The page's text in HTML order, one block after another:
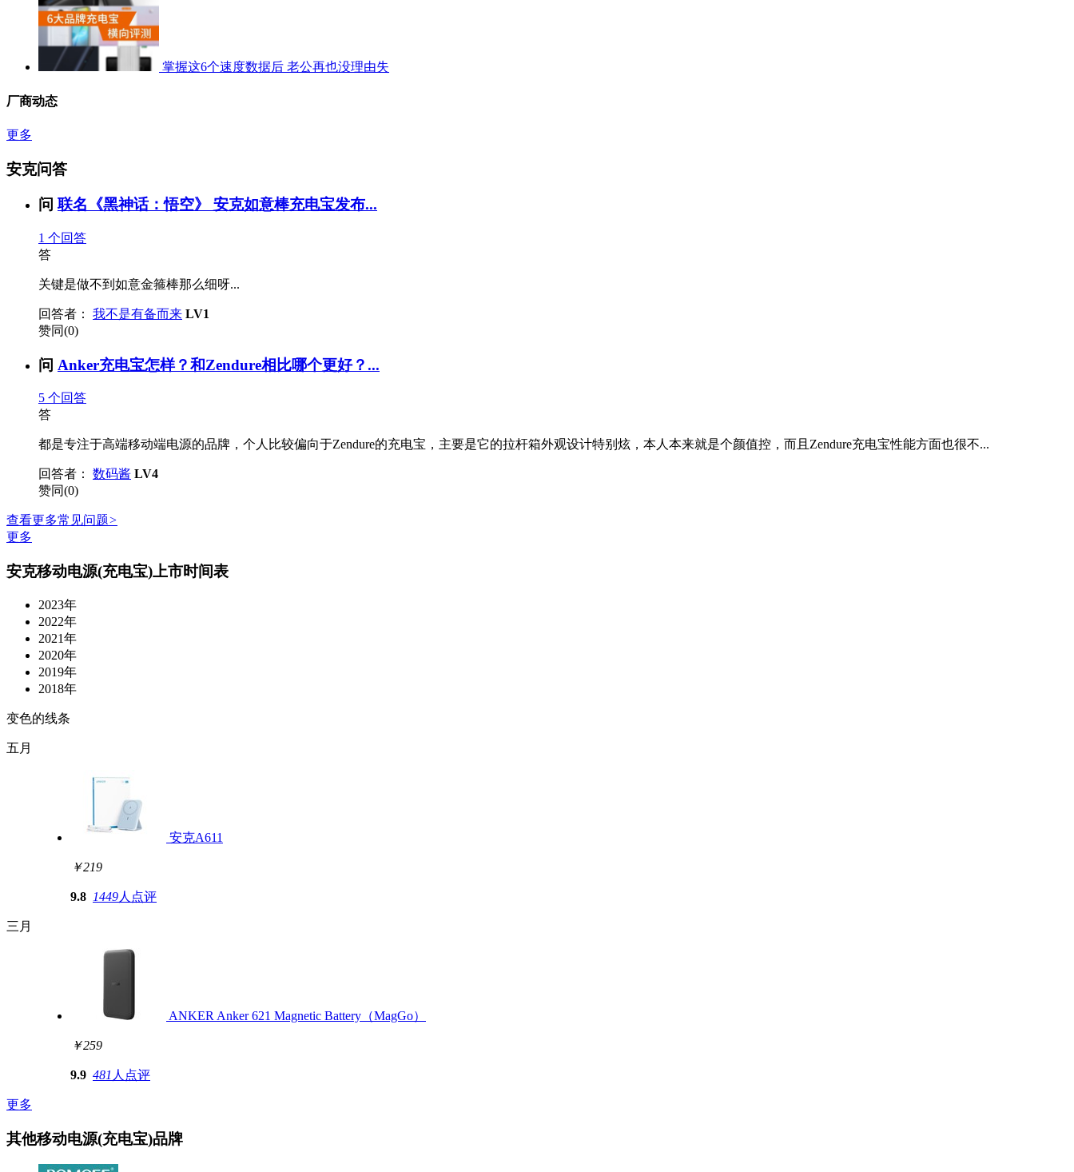
掌握这6个速度数据后 老公再也没理由失
厂商动态
更多
安克问答
问 联名《黑神话：悟空》 安克如意棒充电宝发布...
1 个回答
答
关键是做不到如意金箍棒那么细呀...
回答者： 我不是有备而来 LV1
赞同(0)
问 Anker充电宝怎样？和Zendure相比哪个更好？...
5 个回答
答
都是专注于高端移动端电源的品牌，个人比较偏向于Zendure的充电宝，主要是它的拉杆箱外观设计特别炫，本人本来就是个颜值控，而且Zendure充电宝性能方面也很不...
回答者： 数码酱 LV4
赞同(0)
查看更多常见问题>
更多
安克移动电源(充电宝)上市时间表
2023年
2022年
2021年
2020年
2019年
2018年
变色的线条
五月
安克A611
￥219
9.8 1449人点评
三月
ANKER Anker 621 Magnetic Battery（MagGo）
￥259
9.9 481 人点评
更多
其他移动电源(充电宝)品牌